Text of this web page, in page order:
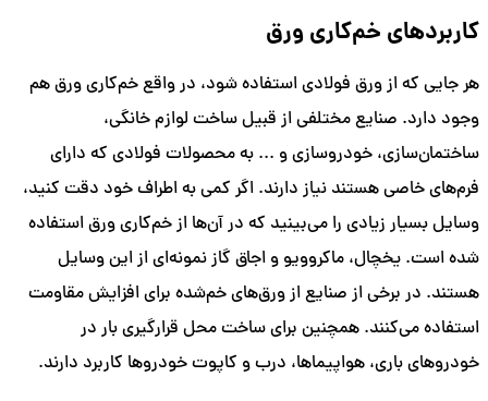
کاربردهای خم‌کاری ورق
هر جایی که از ورق فولادی استفاده شود، در واقع خم‌کاری ورق هم
وجود دارد. صنایع مختلفی از قبیل ساخت لوازم خانگی،
ساختمان‌سازی، خودروسازی و ... به محصولات فولادی که دارای
فرم‌های خاصی هستند نیاز دارند. اگر کمی به اطراف خود دقت کنید،
وسایل بسیار زیادی را می‌بینید که در آن‌ها از خم‌کاری ورق استفاده
شده است. یخچال، ماکروویو و اجاق گاز نمونه‌ای از این وسایل
هستند. در برخی از صنایع از ورق‌های خم‌‌شده برای افزایش مقاومت
استفاده می‌کنند. همچنین برای ساخت محل قرارگیری بار در
خودروهای باری، هواپیماها، درب و کاپوت خودروها کاربرد دارند.